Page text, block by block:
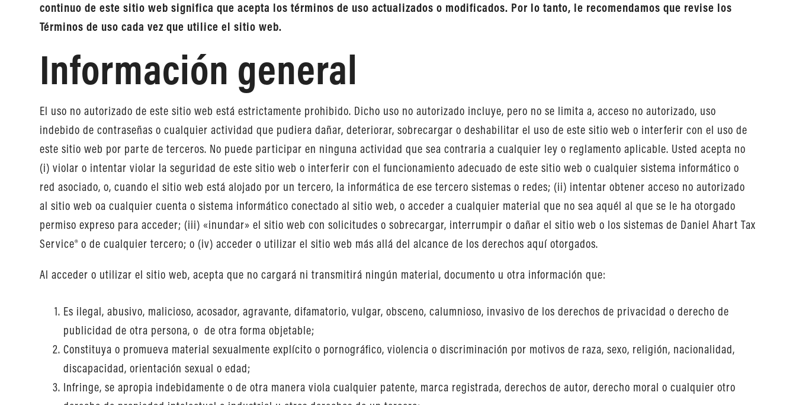
continuo de este sitio web significa que acepta los términos de uso actualizados o modificados. Por lo tanto, le recomendamos que revise los
Términos de uso cada vez que utilice el sitio web.
Información general
El uso no autorizado de este sitio web está estrictamente prohibido. Dicho uso no autorizado incluye, pero no se limita a, acceso no autorizado, uso
indebido de contraseñas o cualquier actividad que pudiera dañar, deteriorar, sobrecargar o deshabilitar el uso de este sitio web o interferir con el uso de
este sitio web por parte de terceros. No puede participar en ninguna actividad que sea contraria a cualquier ley o reglamento aplicable. Usted acepta no
(i) violar o intentar violar la seguridad de este sitio web o interferir con el funcionamiento adecuado de este sitio web o cualquier sistema informático o
red asociado, o, cuando el sitio web está alojado por un tercero, la informática de ese tercero sistemas o redes; (ii) intentar obtener acceso no autorizado
al sitio web oa cualquier cuenta o sistema informático conectado al sitio web, o acceder a cualquier material que no sea aquél al que se le ha otorgado
permiso expreso para acceder; (iii) «inundar» el sitio web con solicitudes o sobrecargar, interrumpir o dañar el sitio web o los sistemas de Daniel Ahart Tax
Service® o de cualquier tercero; o (iv) acceder o utilizar el sitio web más allá del alcance de los derechos aquí otorgados.
Al acceder o utilizar el sitio web, acepta que no cargará ni transmitirá ningún material, documento u otra información que:
Es ilegal, abusivo, malicioso, acosador, agravante, difamatorio, vulgar, obsceno, calumnioso, invasivo de los derechos de privacidad o derecho de
publicidad de otra persona, o de otra forma objetable;
Constituya o promueva material sexualmente explícito o pornográfico, violencia o discriminación por motivos de raza, sexo, religión, nacionalidad,
discapacidad, orientación sexual o edad;
Infringe, se apropia indebidamente o de otra manera viola cualquier patente, marca registrada, derechos de autor, derecho moral o cualquier otro